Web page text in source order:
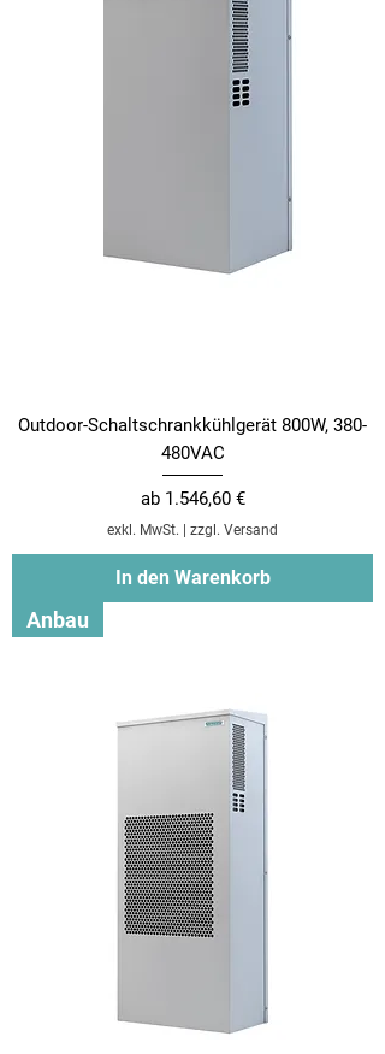
Outdoor-Schaltschrankkühlgerät 800W, 380-
480VAC
ab 1.546,60 €
Sale-Preis
exkl. MwSt. zzgl. Versand
In den Warenkorb
Anbau